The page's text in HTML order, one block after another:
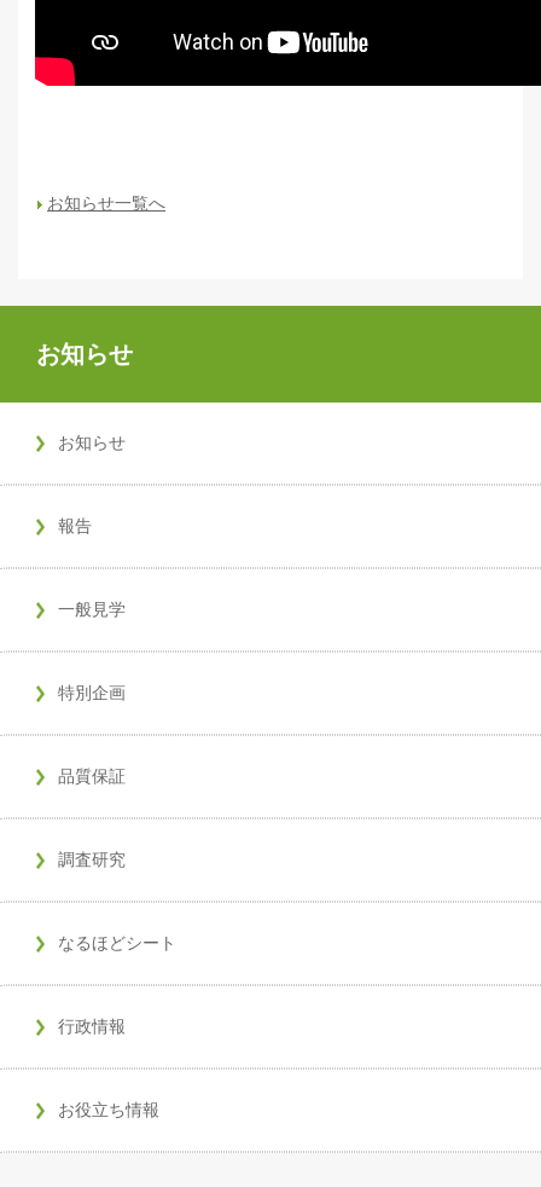
お知らせ一覧へ
お知らせ
お知らせ
報告
一般見学
特別企画
品質保証
調査研究
なるほどシート
行政情報
お役立ち情報